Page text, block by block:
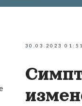
30.03.2023 01:51